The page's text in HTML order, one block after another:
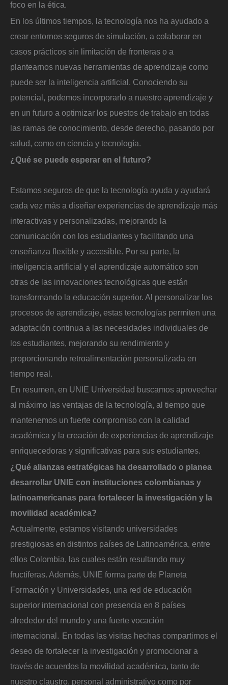
foco en la ética.
En los últimos tiempos, la tecnología nos ha ayudado a
crear entornos seguros de simulación, a colaborar en
casos prácticos sin limitación de fronteras o a
plantearnos nuevas herramientas de aprendizaje como
puede ser la inteligencia artificial. Conociendo su
potencial, podemos incorporarlo a nuestro aprendizaje y
en un futuro a optimizar los puestos de trabajo en todas
las ramas de conocimiento, desde derecho, pasando por
salud, como en ciencia y tecnología.
¿Qué se puede esperar en el futuro?
Estamos seguros de que la tecnología ayuda y ayudará
cada vez más a diseñar experiencias de aprendizaje más
interactivas y personalizadas, mejorando la
comunicación con los estudiantes y facilitando una
enseñanza flexible y accesible. Por su parte, la
inteligencia artificial y el aprendizaje automático son
otras de las innovaciones tecnológicas que están
transformando la educación superior. Al personalizar los
procesos de aprendizaje, estas tecnologías permiten una
adaptación continua a las necesidades individuales de
los estudiantes, mejorando su rendimiento y
proporcionando retroalimentación personalizada en
tiempo real.
En resumen, en UNIE Universidad buscamos aprovechar
al máximo las ventajas de la tecnología, al tiempo que
mantenemos un fuerte compromiso con la calidad
académica y la creación de experiencias de aprendizaje
enriquecedoras y significativas para sus estudiantes.
¿Qué alianzas estratégicas ha desarrollado o planea
desarrollar UNIE con instituciones colombianas y
latinoamericanas para fortalecer la investigación y la
movilidad académica?
Actualmente, estamos visitando universidades
prestigiosas en distintos países de Latinoamérica, entre
ellos Colombia, las cuales están resultando muy
fructíferas. Además, UNIE forma parte de Planeta
Formación y Universidades, una red de educación
superior internacional con presencia en 8 países
alrededor del mundo y una fuerte vocación
internacional. En todas las visitas hechas compartimos el
deseo de fortalecer la investigación y promocionar a
través de acuerdos la movilidad académica, tanto de
nuestro claustro, personal administrativo como por